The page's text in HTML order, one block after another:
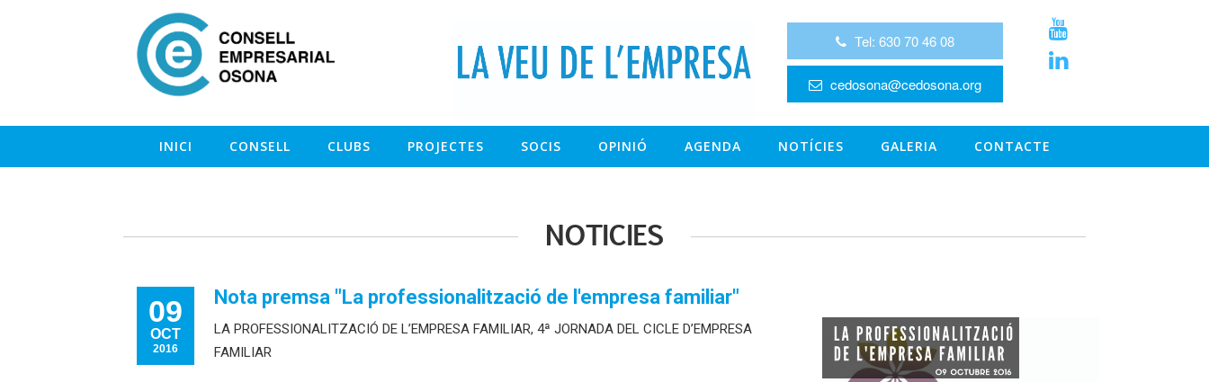
Tel: 630 70 46 08
cedosona@cedosona.org
INICI CONSELL CLUBS PROJECTES SOCIS OPINIÓ AGENDA NOTÍCIES GALERIA CONTACTE
NOTICIES
09
OCT
2016
Nota premsa "La professionalització de l'empresa familiar"
LA PROFESSIONALITZACIÓ DE L’EMPRESA FAMILIAR, 4ª JORNADA DEL CICLE D’EMPRESA
FAMILIAR